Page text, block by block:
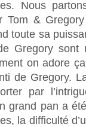
Nous
Tom &
toute sa
Gregory
on adore
de Gregory.
par
grand pan a
la difficulté